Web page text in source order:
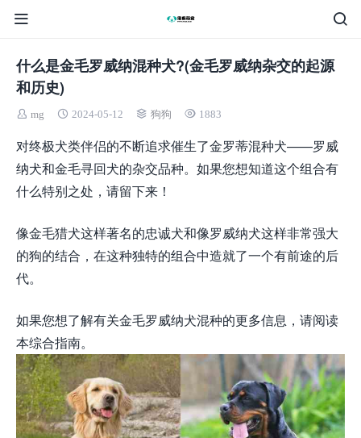
什么是金毛罗威纳混种犬?(金毛罗威纳杂交的起源
和历史)
mg 2024-05-12 狗狗 1883
对终极犬类伴侣的不断追求催生了金罗蒂混种犬——罗威
纳犬和金毛寻回犬的杂交品种。如果您想知道这个组合有
什么特别之处，请留下来！
像金毛猎犬这样著名的忠诚犬和像罗威纳犬这样非常强大
的狗的结合，在这种独特的组合中造就了一个有前途的后
代。
如果您想了解有关金毛罗威纳犬混种的更多信息，请阅读
本综合指南。